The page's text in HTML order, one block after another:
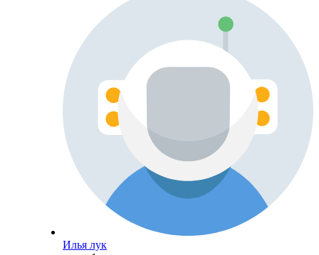
Илья лук